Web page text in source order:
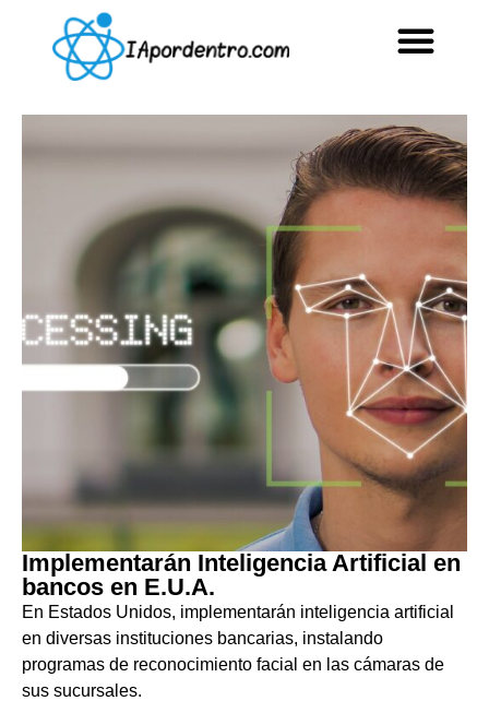
Implementarán Inteligencia Artificial en
bancos en E.U.A.
En Estados Unidos, implementarán inteligencia artificial
en diversas instituciones bancarias, instalando
programas de reconocimiento facial en las cámaras de
sus sucursales.